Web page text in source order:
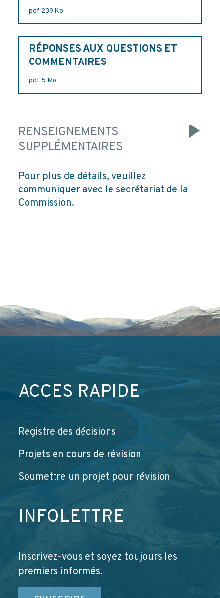
pdf 239 Ko
RÉPONSES AUX QUESTIONS ET
COMMENTAIRES
pdf 5 Mo
RENSEIGNEMENTS
SUPPLÉMENTAIRES
Pour plus de détails, veuillez
communiquer avec le secrétariat de la
Commission.
ACCÈS RAPIDE
Registre des décisions
Projets en cours de révision
Soumettre un projet pour révision
INFOLETTRE
Inscrivez-vous et soyez toujours les
premiers informés.